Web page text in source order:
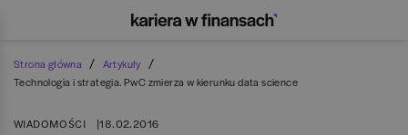
Strona główna / Artykuły /
Technologia i strategia. PwC zmierza w kierunku data science
WIADOMOŚCI |18.02.2016